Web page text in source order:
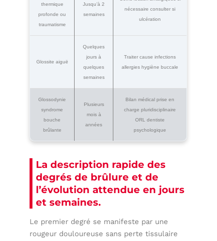
thermique
profonde ou
traumatisme
Jusqu’à 2
semaines
nécessaire consulter si
ulcération
Glossite aiguë
Quelques
jours à
quelques
semaines
Traiter cause infections
allergies hygiène buccale
Glossodynie
syndrome
bouche
brûlante
Plusieurs
mois à
années
Bilan médical prise en
charge pluridisciplinaire
ORL dentiste
psychologique
La description rapide des
degrés de brûlure et de
l’évolution attendue en jours
et semaines.
Le premier degré se manifeste par une
rougeur douloureuse sans perte tissulaire